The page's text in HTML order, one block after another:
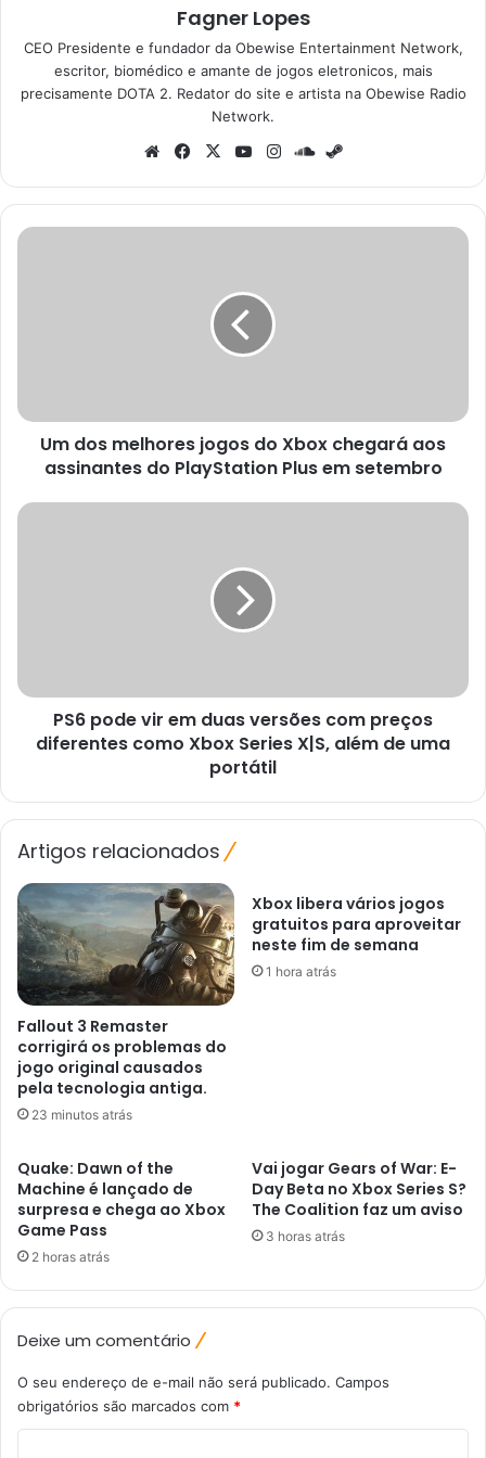
Fagner Lopes
CEO Presidente e fundador da Obewise Entertainment Network,
escritor, biomédico e amante de jogos eletronicos, mais
precisamente DOTA 2. Redator do site e artista na Obewise Radio
Network.
WebsiteFacebook
X YouTubeInstagramSoundCloud
Um
assinantes
PlayStation
em
Um dos melhores jogos do Xbox chegará aos
assinantes do PlayStation Plus em setembro
PS6
diferentes
Xbox
além
uma
PS6 pode vir em duas versões com preços
diferentes como Xbox Series X|S, além de uma
portátil
Artigos relacionados
Fallout 3 Remaster
corrigirá os problemas do
jogo original causados ​​
pela tecnologia antiga.
23 minutos atrás
Xbox libera vários jogos
gratuitos para aproveitar
neste fim de semana
1 hora atrás
Quake: Dawn of the
Machine é lançado de
surpresa e chega ao Xbox
Game Pass
2 horas atrás
Vai jogar Gears of War: E-
Day Beta no Xbox Series S?
The Coalition faz um aviso
3 horas atrás
Deixe um comentário
O seu endereço de e-mail não será publicado. Campos
obrigatórios são marcados com *